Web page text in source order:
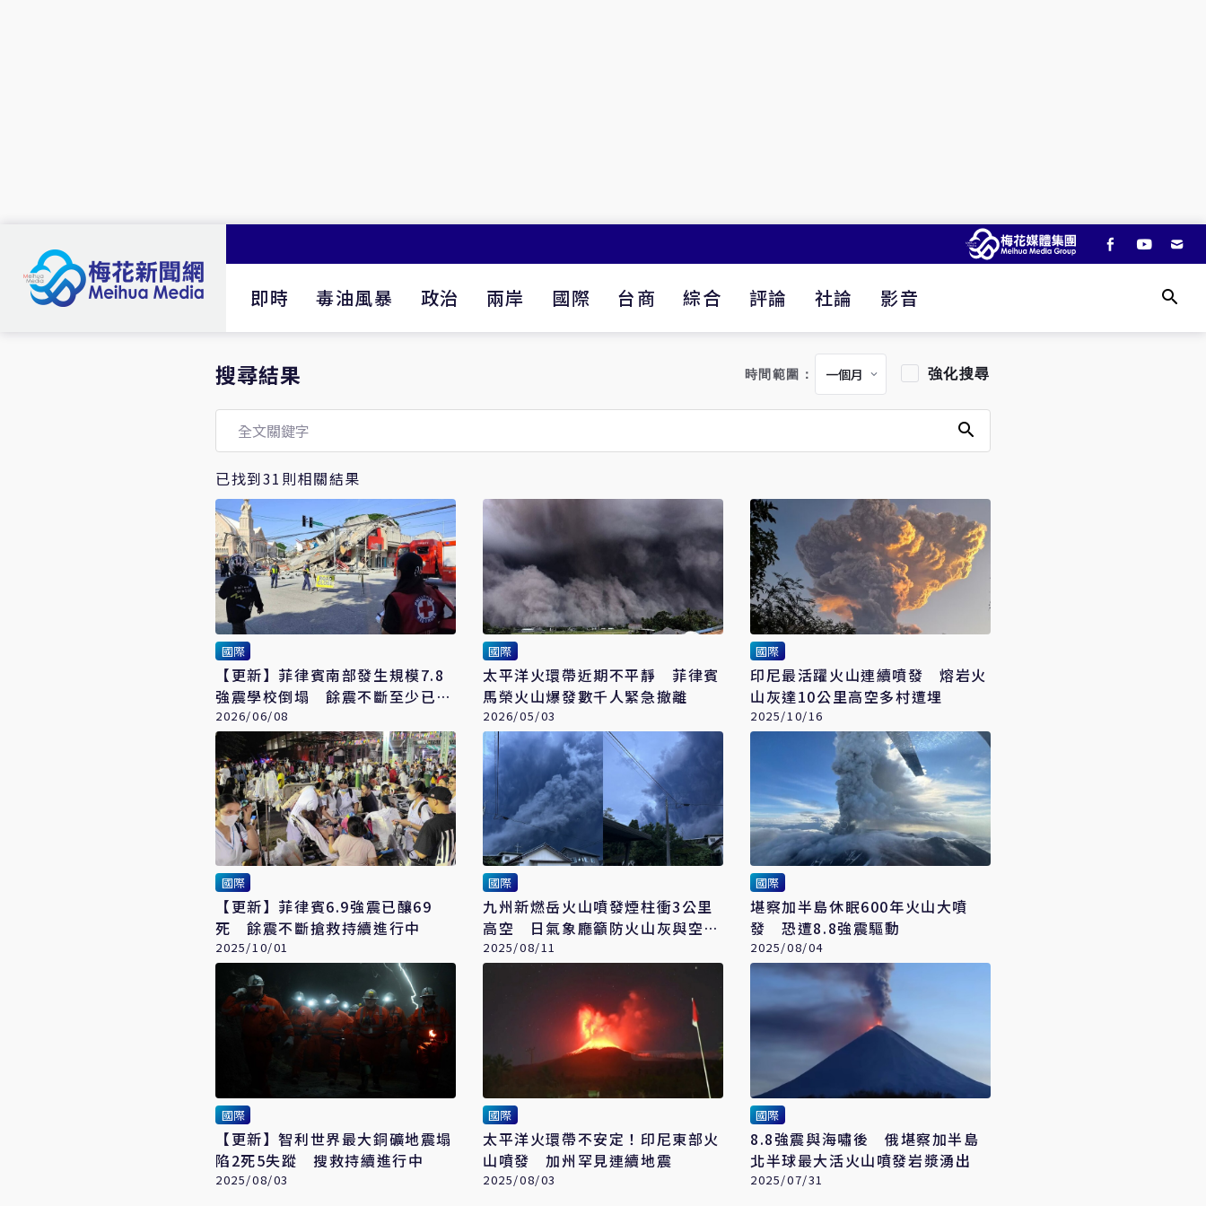
即時 毒油風暴 政治 兩岸 國際 台商 綜合 評論 社論 影音
搜尋結果 時間範圍： 強化搜尋
已找到31則相關結果
國際
【更新】菲律賓南部發生規模7.8
強震學校倒塌 餘震不斷至少已32
死逾200傷
2026/06/08
國際
太平洋火環帶近期不平靜 菲律賓
馬榮火山爆發數千人緊急撤離
2026/05/03
國際
印尼最活躍火山連續噴發 熔岩火
山灰達10公里高空多村遭埋
2025/10/16
國際
【更新】菲律賓6.9強震已釀69
死 餘震不斷搶救持續進行中
2025/10/01
國際
九州新燃岳火山噴發煙柱衝3公里
高空 日氣象廳籲防火山灰與空氣
振動
2025/08/11
國際
堪察加半島休眠600年火山大噴
發 恐遭8.8強震驅動
2025/08/04
國際
【更新】智利世界最大銅礦地震塌
陷2死5失蹤 搜救持續進行中
2025/08/03
國際
太平洋火環帶不安定！印尼東部火
山噴發 加州罕見連續地震
2025/08/03
國際
8.8強震與海嘯後 俄堪察加半島
北半球最大活火山噴發岩漿湧出
2025/07/31